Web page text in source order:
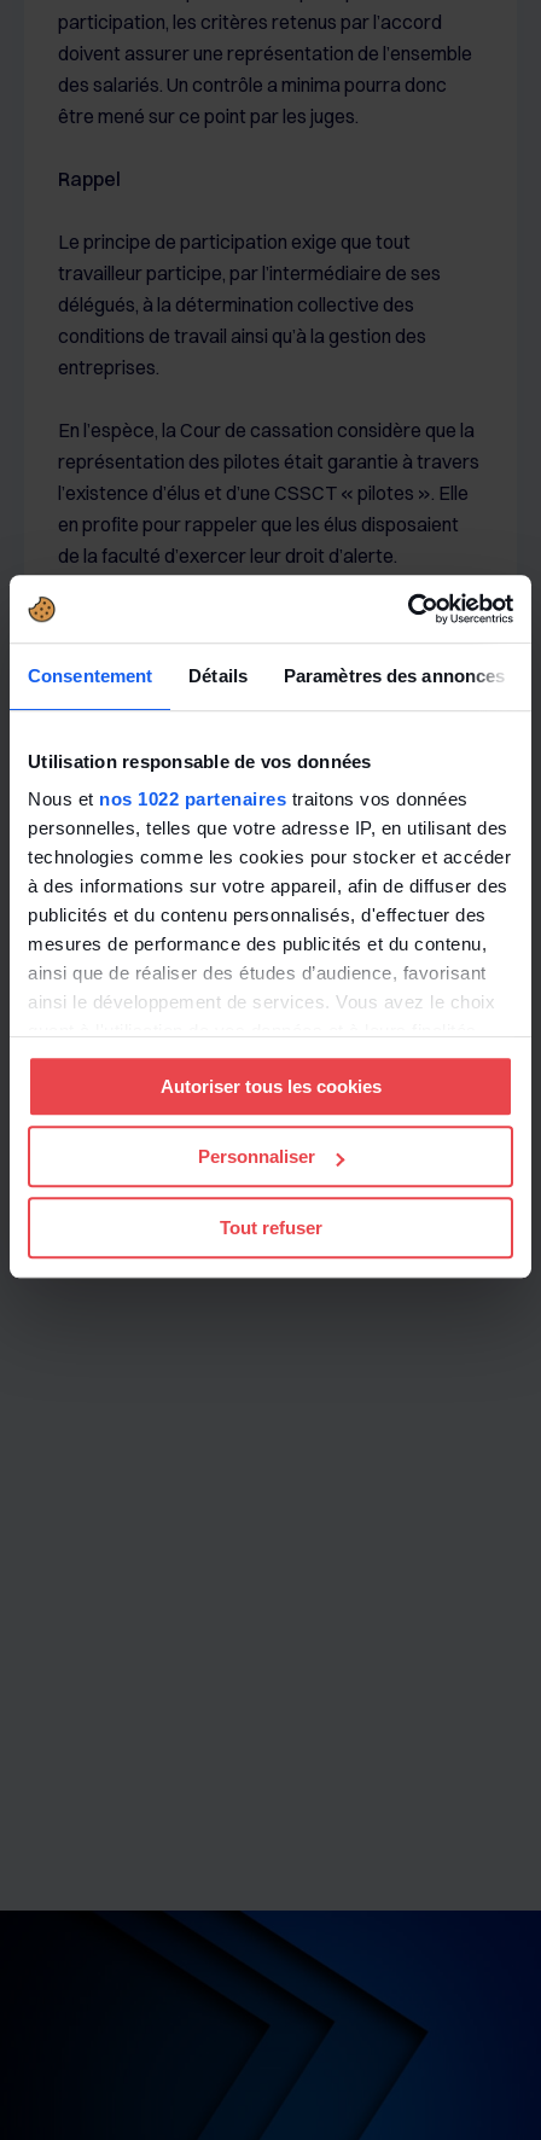
Consentement Détails Paramètres des annonces
Utilisation responsable de vos données
Nous et nos 1022 partenaires traitons vos données
personnelles, telles que votre adresse IP, en utilisant des
technologies comme les cookies pour stocker et accéder
à des informations sur votre appareil, afin de diffuser des
publicités et du contenu personnalisés, d'effectuer des
mesures de performance des publicités et du contenu,
ainsi que de réaliser des études d’audience, favorisant
ainsi le développement de services. Vous avez le choix
Vous pouvez modifier ou retirer votre consentement à
tout moment en consultant la Déclaration relative aux
cookies ou en cliquant sur l'icône de confidentialité.
géographique qui peuvent être précises à plusieurs
Autoriser tous les cookies
Personnaliser
Tout refuser
participation, les critères retenus par l’accord
doivent assurer une représentation de l’ensemble
des salariés. Un contrôle a minima pourra donc
être mené sur ce point par les juges.
Rappel
Le principe de participation exige que tout
travailleur participe, par l’intermédiaire de ses
délégués, à la détermination collective des
conditions de travail ainsi qu’à la gestion des
entreprises.
En l’espèce, la Cour de cassation considère que la
représentation des pilotes était garantie à travers
l’existence d’élus et d’une CSSCT « pilotes ». Elle
en profite pour rappeler que les élus disposaient
de la faculté d’exercer leur droit d’alerte.
Cette nuance nous conduit à considérer que la
liberté accordée aux négociateurs n’est pas
absolue même si elle reste largement étendue. La
représentation imparfaite de l’ensemble des
invoqué à l’encontre des accords mettant en place
des établissements distincts.
Cour de cassation, chambre sociale, 1er février
2023, n° 21-15.371 (les signataires d’un accord
déterminent librement les critères permettant la
fixation du nombre et du périmètre des
établissements distincts au sein de l’entreprise, à
participation, qu’ils soient de nature à permettre
la représentation de l’ensemble des salariés)
Toute l'actualité